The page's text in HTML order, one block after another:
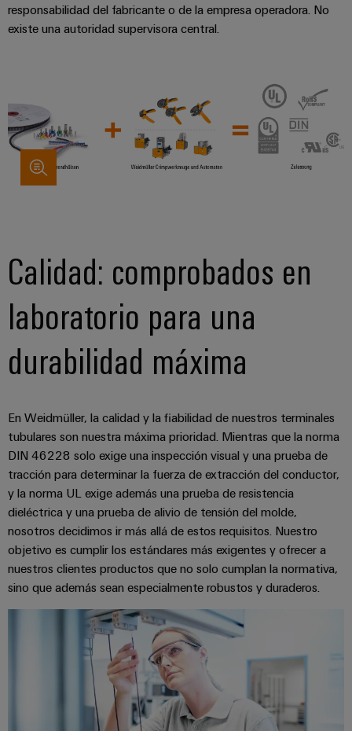
responsabilidad del fabricante o de la empresa operadora. No
existe una autoridad supervisora central.
Calidad: comprobados en
laboratorio para una
durabilidad máxima
En Weidmüller, la calidad y la fiabilidad de nuestros terminales
tubulares son nuestra máxima prioridad. Mientras que la norma
DIN 46228 solo exige una inspección visual y una prueba de
tracción para determinar la fuerza de extracción del conductor,
y la norma UL exige además una prueba de resistencia
dieléctrica y una prueba de alivio de tensión del molde,
nosotros decidimos ir más allá de estos requisitos. Nuestro
objetivo es cumplir los estándares más exigentes y ofrecer a
nuestros clientes productos que no solo cumplan la normativa,
sino que además sean especialmente robustos y duraderos.